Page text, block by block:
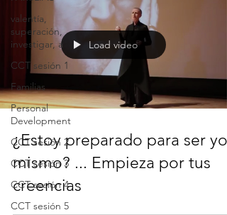
valentía,
superación,
investigar, a
CCT sesión 1
Familias
Personal
Development
CCT sesión 2
CCT sesión 3
CCT sesión 4
CCT sesión 5
Load video
¿Estoy preparado para ser yo
mismo? ... Empieza por tus
creencias